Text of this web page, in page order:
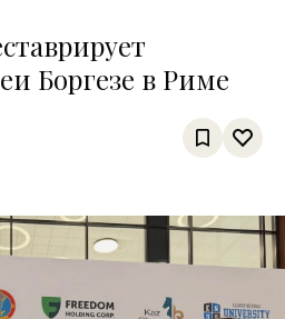
Боргезе в Риме